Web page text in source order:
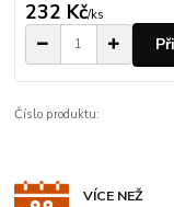
232 Kč/ks
Číslo produktu:
VÍCE NEŽ